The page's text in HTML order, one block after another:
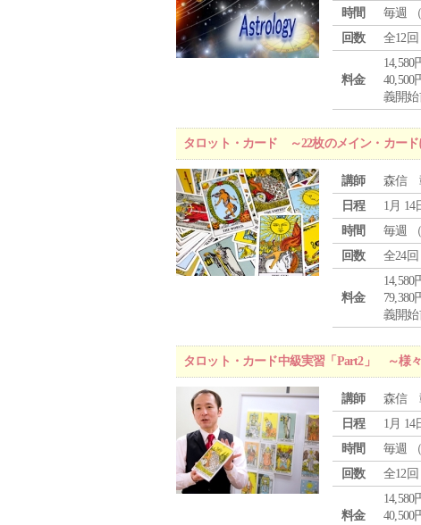
時間
毎週 （
回数
全12回
料金
義開始
タロット・カード ～22枚のメイン・カード
講師
森信
日程
1月 14
時間
毎週 （
回数
全24回
料金
義開始
タロット・カード中級実習「Part2」 ～様
講師
森信
日程
1月 14
時間
毎週 （
回数
全12回
料金